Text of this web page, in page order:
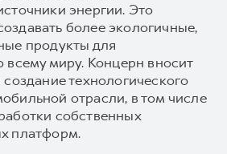
энергии. Это
более экологичные,
продукты для
всему миру. Концерн вносит
технологического
отрасли, в том числе
собственных
платформ.